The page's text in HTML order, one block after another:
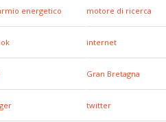
energetico motore di ricerca
internet
Gran Bretagna
twitter